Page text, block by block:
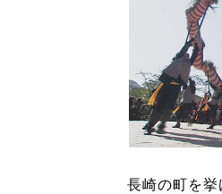
長崎の町を挙